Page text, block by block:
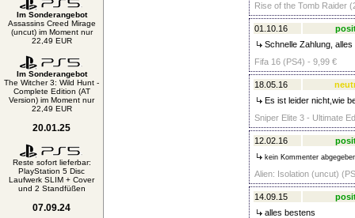
Im Sonderangebot
Assassins Creed Mirage
(uncut) im Moment nur
22,49 EUR
Im Sonderangebot
The Witcher 3: Wild Hunt -
Complete Edition (AT
Version) im Moment nur
22,49 EUR
20.01.25
Reste sofort lieferbar:
PlayStation 5 Disc
Laufwerk SLIM + Cover
und 2 Standfüßen
07.09.24
Rise of the Tomb Raider
01.10.16
Schnelle Zahlung,
Fifa 16 (PS4) - 9,99 €
18.05.16
Es ist leider nicht,wie
Sniper Elite 3 - Ultimate
12.02.16
kein Kommenter
Alien: Isolation (uncut)
14.09.15
alles bestens